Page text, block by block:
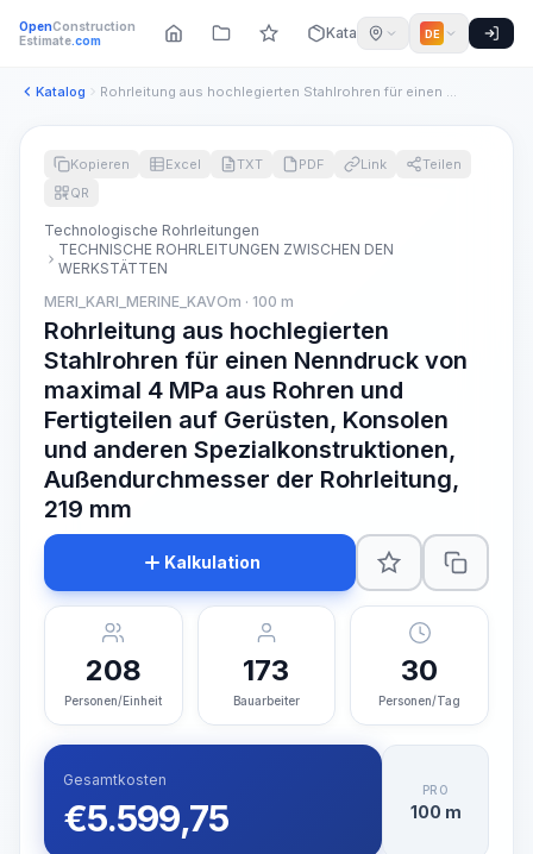
OpenConstruction
Estimate.com Katalog DE
Katalog Rohrleitung aus hochlegierten Stahlrohren für einen Nenndruc...
Kopieren Excel TXT PDF Link
Teilen
QR
Technologische Rohrleitungen
TECHNISCHE ROHRLEITUNGEN ZWISCHEN DEN
WERKSTÄTTEN
MERI_KARI_MERINE_KAVOm · 100 m
Rohrleitung aus hochlegierten
Stahlrohren für einen Nenndruck von
maximal 4 MPa aus Rohren und
Fertigteilen auf Gerüsten, Konsolen
und anderen Spezialkonstruktionen,
Außendurchmesser der Rohrleitung,
219 mm
Kalkulation
208
Personen/Einheit
173
Bauarbeiter
30
Personen/Tag
Gesamtkosten
€5.599,75
PRO
100 m